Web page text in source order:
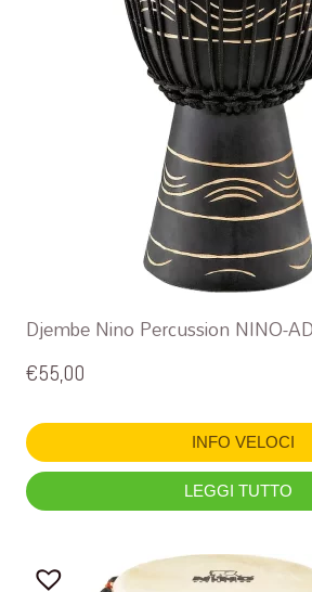
Djembe Nino Percussion NINO-
€55,00
INFO VELOCI
LEGGI TUTTO